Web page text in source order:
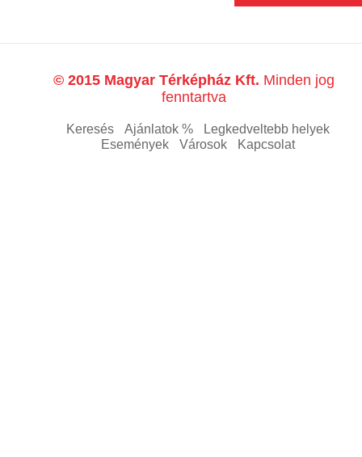
© 2015 Magyar Térképház Kft. Minden jog
fenntartva
Keresés Ajánlatok %
Legkedveltebb helyek
Események
Városok Kapcsolat